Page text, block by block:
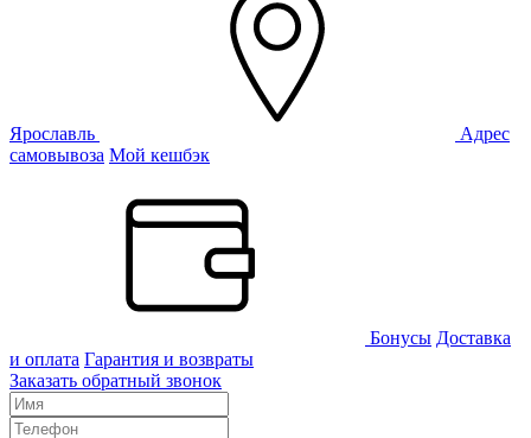
Ярославль
Адрес
самовывоза Мой кешбэк
Бонусы Доставка
и оплата Гарантия и возвраты
Заказать обратный звонок